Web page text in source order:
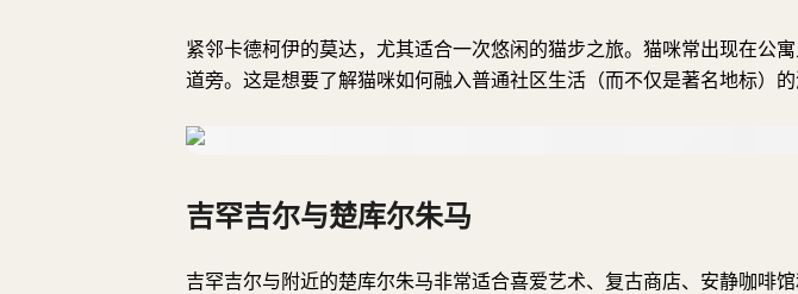
紧邻卡德柯伊的莫达，尤其适合一次悠闲的猫步之旅。猫咪常出现在公
道旁。这是想要了解猫咪如何融入普通社区生活（而不仅是著名地标）的
吉罕吉尔与楚库尔朱马
吉罕吉尔与附近的楚库尔朱马非常适合喜爱艺术、复古商店、安静咖啡